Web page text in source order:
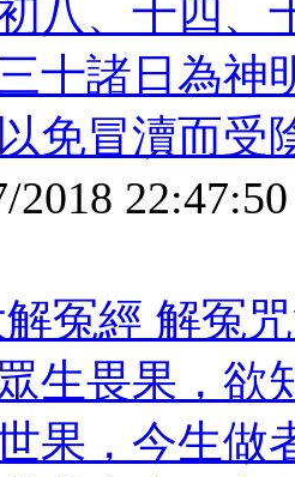
八、十四、
十諸日為神
免冒瀆而受
2018 22:47:50
冤經 解冤
生畏果，欲
果，今生做